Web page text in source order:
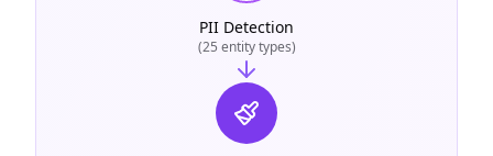
PII Detection
(25 entity types)